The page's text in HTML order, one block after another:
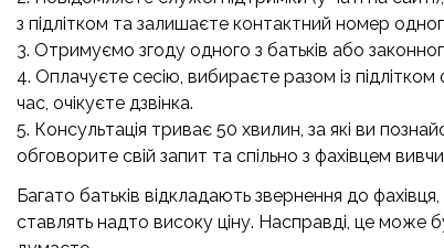
з підлітком та залишаєте контактний номер
3. Отримуємо згоду одного з батьків або
4. Оплачуєте сесію, вибираєте разом із підлітком
час, очікуєте дзвінка.
5. Консультація триває 50 хвилин, за які ви
обговорите свій запит та спільно з фахівцем
Багато батьків відкладають звернення до
ставлять надто високу ціну. Насправді, це може